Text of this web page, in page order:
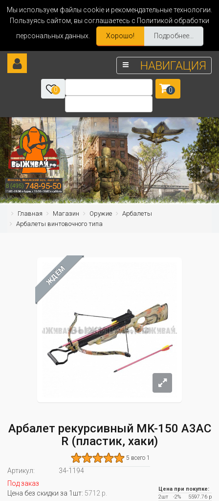
Мы используем файлы cookie и рекомендательные технологии.
Пользуясь сайтом, вы соглашаетесь с Политикой обработки
персональных данных.
Хорошо! Подробнее...
НАВИГАЦИЯ
0 0
Главная Магазин Оружие
Арбалеты
Арбалеты винтовочного типа
ЖДЁМ
Арбалет рекурсивный MK-150 A3AC
R (пластик, хаки)
5 всего 1
Артикул:
34-1194
Под заказ
Цена без скидки за 1шт: 5712 р.
Цена при покупке:
2шт
-2%
5597.76 р